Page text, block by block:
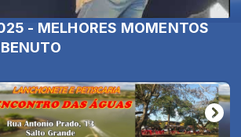
- MELHORES MOMENTOS